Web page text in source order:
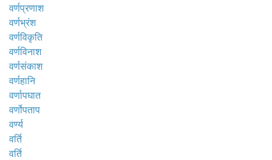
वर्णप्रणाश
वर्णभ्रंश
वर्णविकृति
वर्णविनाश
वर्णसंकाश
वर्णहानि
वर्णापघात
वर्णोपताप
वर्ण्य
वर्ति
वर्ति